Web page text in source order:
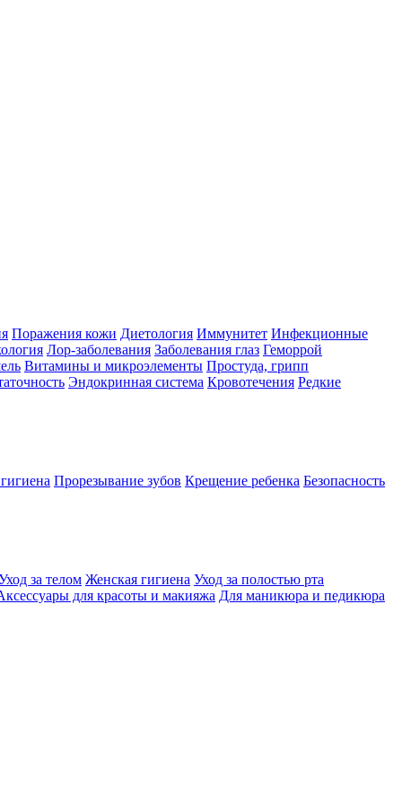
Поражения кожи Диетология Иммунитет Инфекционные
Лор-заболевания Заболевания глаз Геморрой
Витамины и микроэлементы Простуда, грипп
Эндокринная система Кровотечения Редкие
Прорезывание зубов Крещение ребенка Безопасность
за телом Женская гигиена Уход за полостью рта
для красоты и макияжа Для маникюра и педикюра